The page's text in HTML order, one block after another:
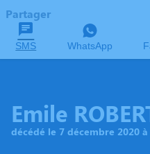
Partager
SMS WhatsApp
Emile
décédé le 7 décembre 2020